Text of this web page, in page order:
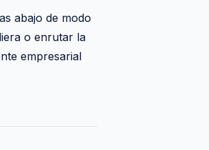
abajo de modo
o enrutar la
empresarial